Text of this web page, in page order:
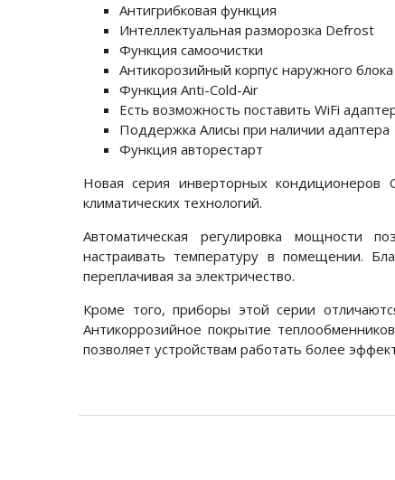
Антигрибковая функция
Интеллектуальная разморозка Defrost
Функция самоочистки
Антикорозийный корпус наружного блока
Функция Anti-Cold-Air
Есть возможность поставить WiFi
Поддержка Алисы при наличии адаптера
Функция авторестарт
Новая серия инверторных кондиционеров
климатических технологий.
Автоматическая регулировка мощности
настраивать температуру в помещении.
переплачивая за электричество.
Кроме того, приборы этой серии
Антикоррозийное покрытие
позволяет устройствам работать более